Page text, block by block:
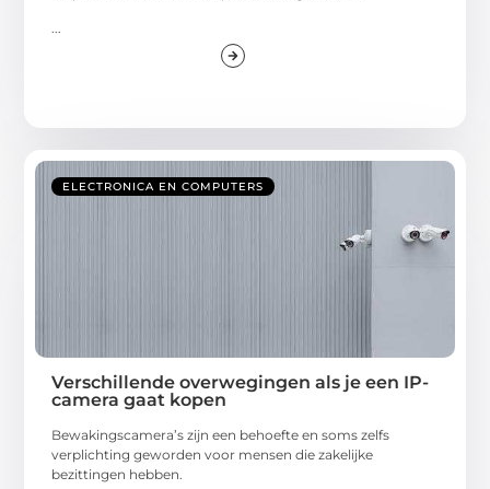
...
ELECTRONICA EN COMPUTERS
Verschillende overwegingen als je een IP-
camera gaat kopen
Bewakingscamera’s zijn een behoefte en soms zelfs
verplichting geworden voor mensen die zakelijke
bezittingen hebben.